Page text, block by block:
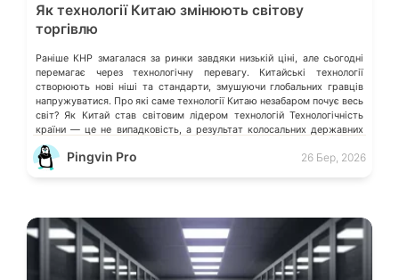
Як технології Китаю змінюють світову
торгівлю
Раніше КНР змагалася за ринки завдяки низькій ціні, але сьогодні
перемагає через технологічну перевагу. Китайські технології
створюють нові ніші та стандарти, змушуючи глобальних гравців
напружуватися. Про які саме технології Китаю незабаром почує весь
світ? Як Китай став світовим лідером технологій Технологічність
країни — це не випадковість, а результат колосальних державних
інвестицій, жорсткого протекціонізму та здатності […]
Pingvin Pro 26 Бер, 2026